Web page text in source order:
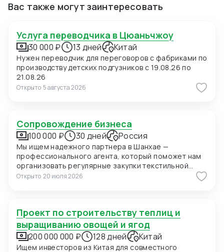
Вас также могут заинтересовать
Услуга переводчика в Цюаньчжоу
30 000 ₽ 13 дней Китай
Нужен переводчик для переговоров с фабриками по
производству детских подгузников с 19.08.26 по
21.08.26
Открыто 5 августа 2026
Сопровождение бизнеса
100 000 ₽ 30 дней Россия
Мы ищем надежного партнера в Шанхае —
профессионального агента, который поможет нам
организовать регулярные закупки текстильной
продукции и фурнитуры в Китае. В ближайшее время
мы планируем приехать в Шанхай для личных встреч
и поиск подходящих фабрик. Конкретно сейчас нас
интересуют позиции: 1. Вешалки пластиковые для
мужских костюмов с возможностью нанесения
логотипа (брендирование). Сегмент —
Открыто 20 июля 2026
Проект по строительству теплиц и
выращиванию овощей и ягод
200 000 000 ₽ 128 дней Китай
Ищем инвесторов из Китая для совместного